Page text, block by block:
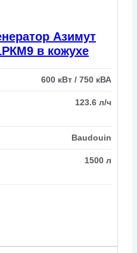
Азимут
в кожухе
600 кВт / 750 кВА
123.6 л/ч
Baudouin
1500 л